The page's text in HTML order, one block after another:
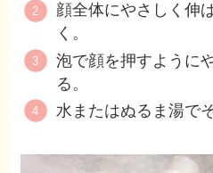
顔全体にやさしく伸
く。
泡で顔を押すように
る。
水またはぬるま湯で